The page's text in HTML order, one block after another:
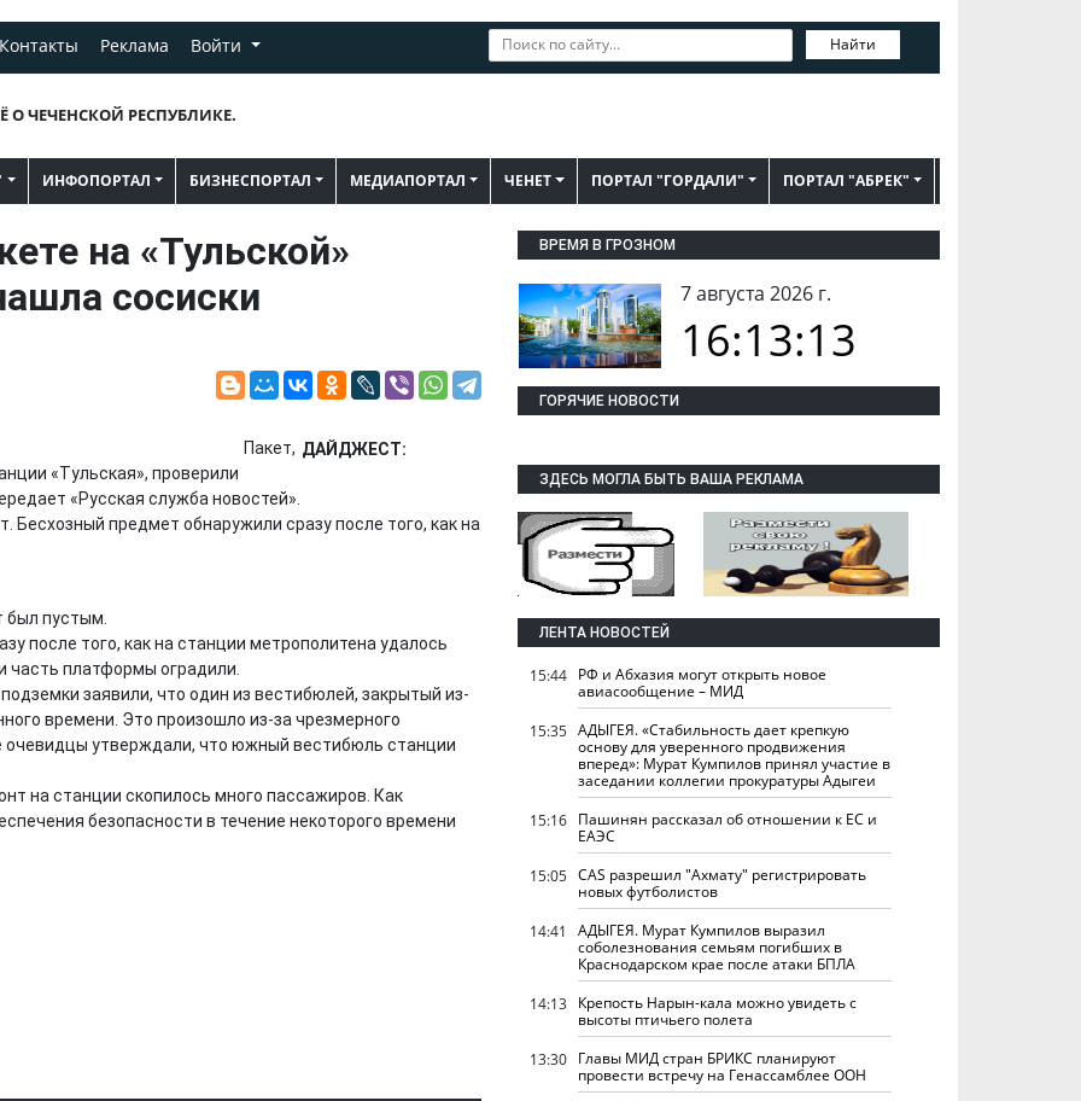
Контакты Реклама Войти Найти
О ЧЕЧЕНСКОЙ РЕСПУБЛИКЕ.
ИНФОПОРТАЛ БИЗНЕСПОРТАЛ МЕДИАПОРТАЛ ЧЕНЕТ ПОРТАЛ "ГОРДАЛИ" ПОРТАЛ "АБРЕК"
на «Тульской»
сосиски
ДАЙДЖЕСТ:
Пакет,
«Тульская», проверили
«Русская служба новостей».
предмет обнаружили сразу после того, как на
был пустым.
после того, как на станции метрополитена удалось
часть платформы оградили.
заявили, что один из вестибюлей, закрытый из-
времени. Это произошло из-за чрезмерного
очевидцы утверждали, что южный вестибюль станции
на станции скопилось много пассажиров. Как
безопасности в течение некоторого времени
ВРЕМЯ В ГРОЗНОМ
7 августа 2026 г.
16:13:14
ГОРЯЧИЕ НОВОСТИ
ЗДЕСЬ МОГЛА БЫТЬ ВАША РЕКЛАМА
ЛЕНТА НОВОСТЕЙ
15:44 РФ и Абхазия могут открыть новое
авиасообщение – МИД
15:35 АДЫГЕЯ. «Стабильность дает крепкую
основу для уверенного продвижения
вперед»: Мурат Кумпилов принял участие в
заседании коллегии прокуратуры Адыгеи
15:16 Пашинян рассказал об отношении к ЕС и
ЕАЭС
15:05 CAS разрешил "Ахмату" регистрировать
новых футболистов
14:41
АДЫГЕЯ. Мурат Кумпилов выразил
соболезнования семьям погибших в
Краснодарском крае после атаки БПЛА
14:13 Крепость Нарын-кала можно увидеть с
высоты птичьего полета
13:30 Главы МИД стран БРИКС планируют
провести встречу на Генассамблее ООН